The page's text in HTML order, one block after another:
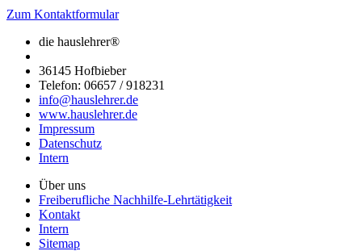
Zum Kontaktformular
die hauslehrer®
36145 Hofbieber
Telefon: 06657 / 918231
info@hauslehrer.de
www.hauslehrer.de
Impressum
Datenschutz
Intern
Über uns
Freiberufliche Nachhilfe-Lehrtätigkeit
Kontakt
Intern
Sitemap